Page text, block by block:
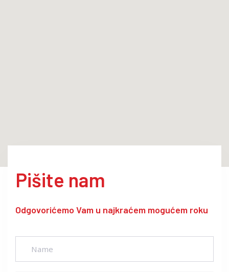
Pišite nam
Odgovorićemo Vam u najkraćem mogućem roku